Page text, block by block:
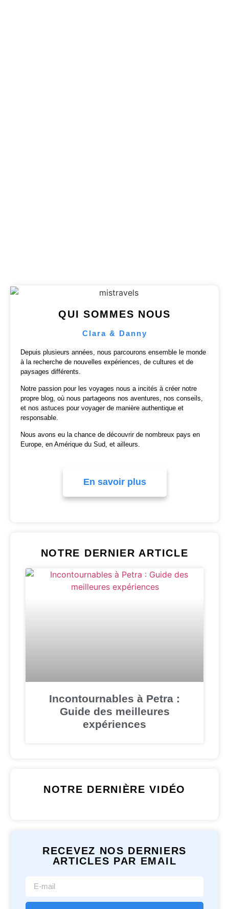
QUI SOMMES NOUS
Clara & Danny
Depuis plusieurs années, nous parcourons ensemble le monde
à la recherche de nouvelles expériences, de cultures et de
paysages différents.
Notre passion pour les voyages nous a incités à créer notre
propre blog, où nous partageons nos aventures, nos conseils,
et nos astuces pour voyager de manière authentique et
responsable.
Nous avons eu la chance de découvrir de nombreux pays en
Europe, en Amérique du Sud, et ailleurs.
En savoir plus
NOTRE DERNIER ARTICLE
Incontournables à Petra :
Guide des meilleures
expériences
NOTRE DERNIÈRE VIDÉO
RECEVEZ NOS DERNIERS
ARTICLES PAR EMAIL